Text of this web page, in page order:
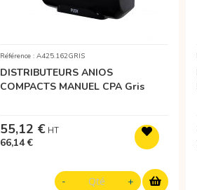
Référence : A425.162GRIS
DISTRIBUTEURS ANIOS
COMPACTS MANUEL CPA Gris
55,12 €
66,14 €